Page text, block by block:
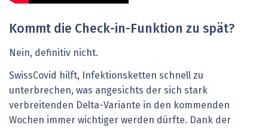
Kommt die Check-in-Funktion zu spät?
Nein, definitiv nicht.
SwissCovid hilft, Infektionsketten schnell zu
unterbrechen, was angesichts der sich stark
verbreitenden Delta-Variante in den kommenden
Wochen immer wichtiger werden dürfte. Dank der